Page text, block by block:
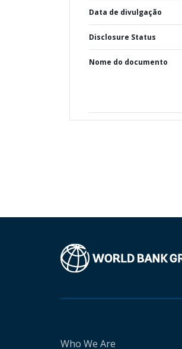
Data de divulgação
Disclosure Status
Nome do documento
Who We Are